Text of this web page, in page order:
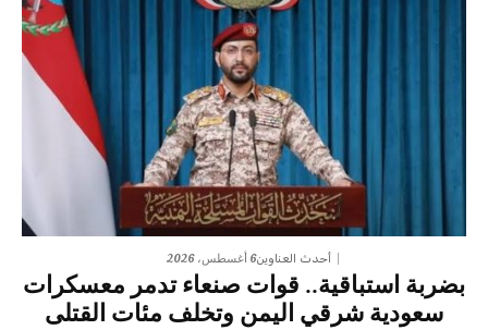
أحدث العناوين6 أغسطس، 2026
بضربة استباقية.. قوات صنعاء تدمر معسكرات
سعودية شرقي اليمن وتخلف مئات القتلى